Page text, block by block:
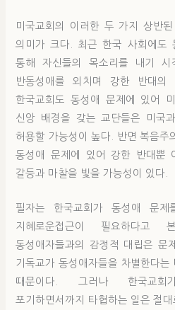
미국교회의 이러한 두 가지 상반
의미가 크다. 최근 한국 사회에도
통해 자신들의 목소리를 내기 시
반동성애를 외치며 강한 반대
한국교회도 동성애 문제에 있어
신앙 배경을 갖는 교단들은 미국
허용할 가능성이 높다. 반면 복음주
동성애 문제에 있어 강한 반대뿐
갈등과 마찰을 빛을 가능성이 있다.
필자는 한국교회가 동성애 문
지혜로운접근이 필요하다고
동성애자들과의 감정적 대립은 문
기독교가 동성애자들을 차별한다는
때문이다. 그러나 한국교회
포기하면서까지 타협하는 일은 절